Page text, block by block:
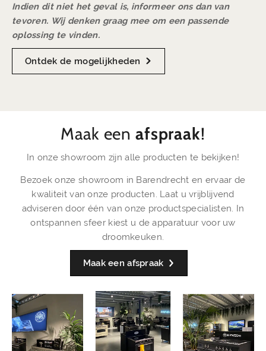
Indien dit niet het geval is, informeer ons dan van
tevoren. Wij denken graag mee om een passende
oplossing te vinden.
Ontdek de mogelijkheden
Maak een afspraak!
In onze showroom zijn alle producten te bekijken!
Bezoek onze showroom in Barendrecht en ervaar de
kwaliteit van onze producten. Laat u vrijblijvend
adviseren door één van onze productspecialisten. In
ontspannen sfeer kiest u de apparatuur voor uw
droomkeuken.
Maak een afspraak